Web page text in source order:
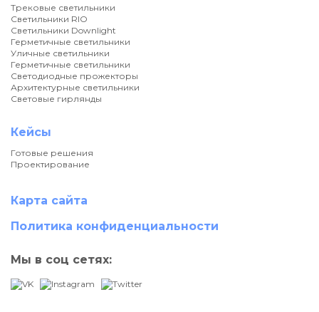
Трековые светильники
Светильники RIO
Светильники Downlight
Герметичные светильники
Уличные светильники
Герметичные светильники
Светодиодные прожекторы
Архитектурные светильники
Световые гирлянды
Кейсы
Готовые решения
Проектирование
Карта сайта
Политика конфиденциальности
Мы в соц сетях: